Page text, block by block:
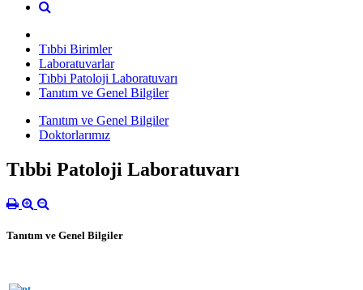
Tıbbi Birimler
Laboratuvarlar
Tıbbi Patoloji Laboratuvarı
Tanıtım ve Genel Bilgiler
Tanıtım ve Genel Bilgiler
Doktorlarımız
Tıbbi Patoloji Laboratuvarı
Tanıtım ve Genel Bilgiler